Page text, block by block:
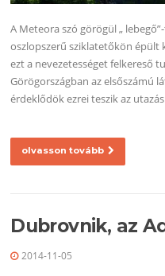
A Meteora szó görögül „
oszlopszerű sziklatetőkön épült
ezt a nevezetességet felkereső
Görögországban az elsőszámú
érdeklődök ezrei teszik az
olvasson tovább
Dubrovnik, az
2014-11-05